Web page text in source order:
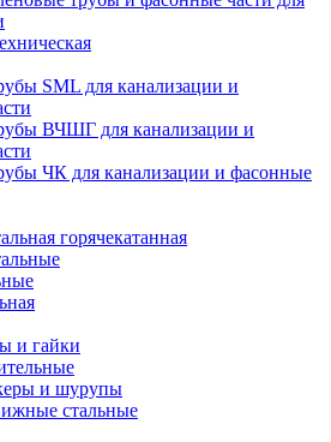
SML для канализации и
ВЧШГ для канализации и
ЧК для канализации и фасонные
горячекатанная
и гайки
и шурупы
стальные